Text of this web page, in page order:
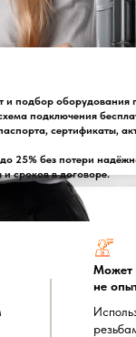
и подбор оборудования
подключения
сертификаты,
25% без потери
сроков в договоре.
Может
не